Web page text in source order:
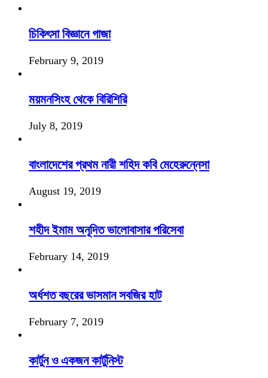
চিকিৎসা বিজ্ঞানে গাজা
February 9, 2019
ময়মনসিংহ থেকে বিরিশিরি
July 8, 2019
বাংলাদেশের প্রথম নারী শহিদ কবি মেহেরুন্নেসা
August 19, 2019
শহীদ ইমাম অনূদিত ভালোবাসার পরিসেবা
February 14, 2019
অর্ধশত বছরের ভাসমান সবজির হাট
February 7, 2019
কার্টুন ও একজন কার্টুনিস্ট